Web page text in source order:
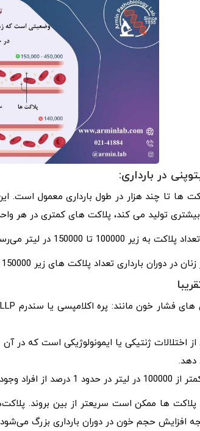
در بارداری:
ها تا چند هزار در طول بارداری معمول است.
بیشتری تولید می کند، پلاکت های کمتری در هر
بیمار را زیر نظر دارد تا احتمال بروز مشکلات را کاهش دهد.
از اختلالات ژنتیکی یا ایمونولوژیکی است که
دهد.
بارداری آنها تأثیر بگذارد.
پلاکت ها ممکن است سریعتر از بین بروند.
افزایش حجم خون در دوران بارداری بزرگ